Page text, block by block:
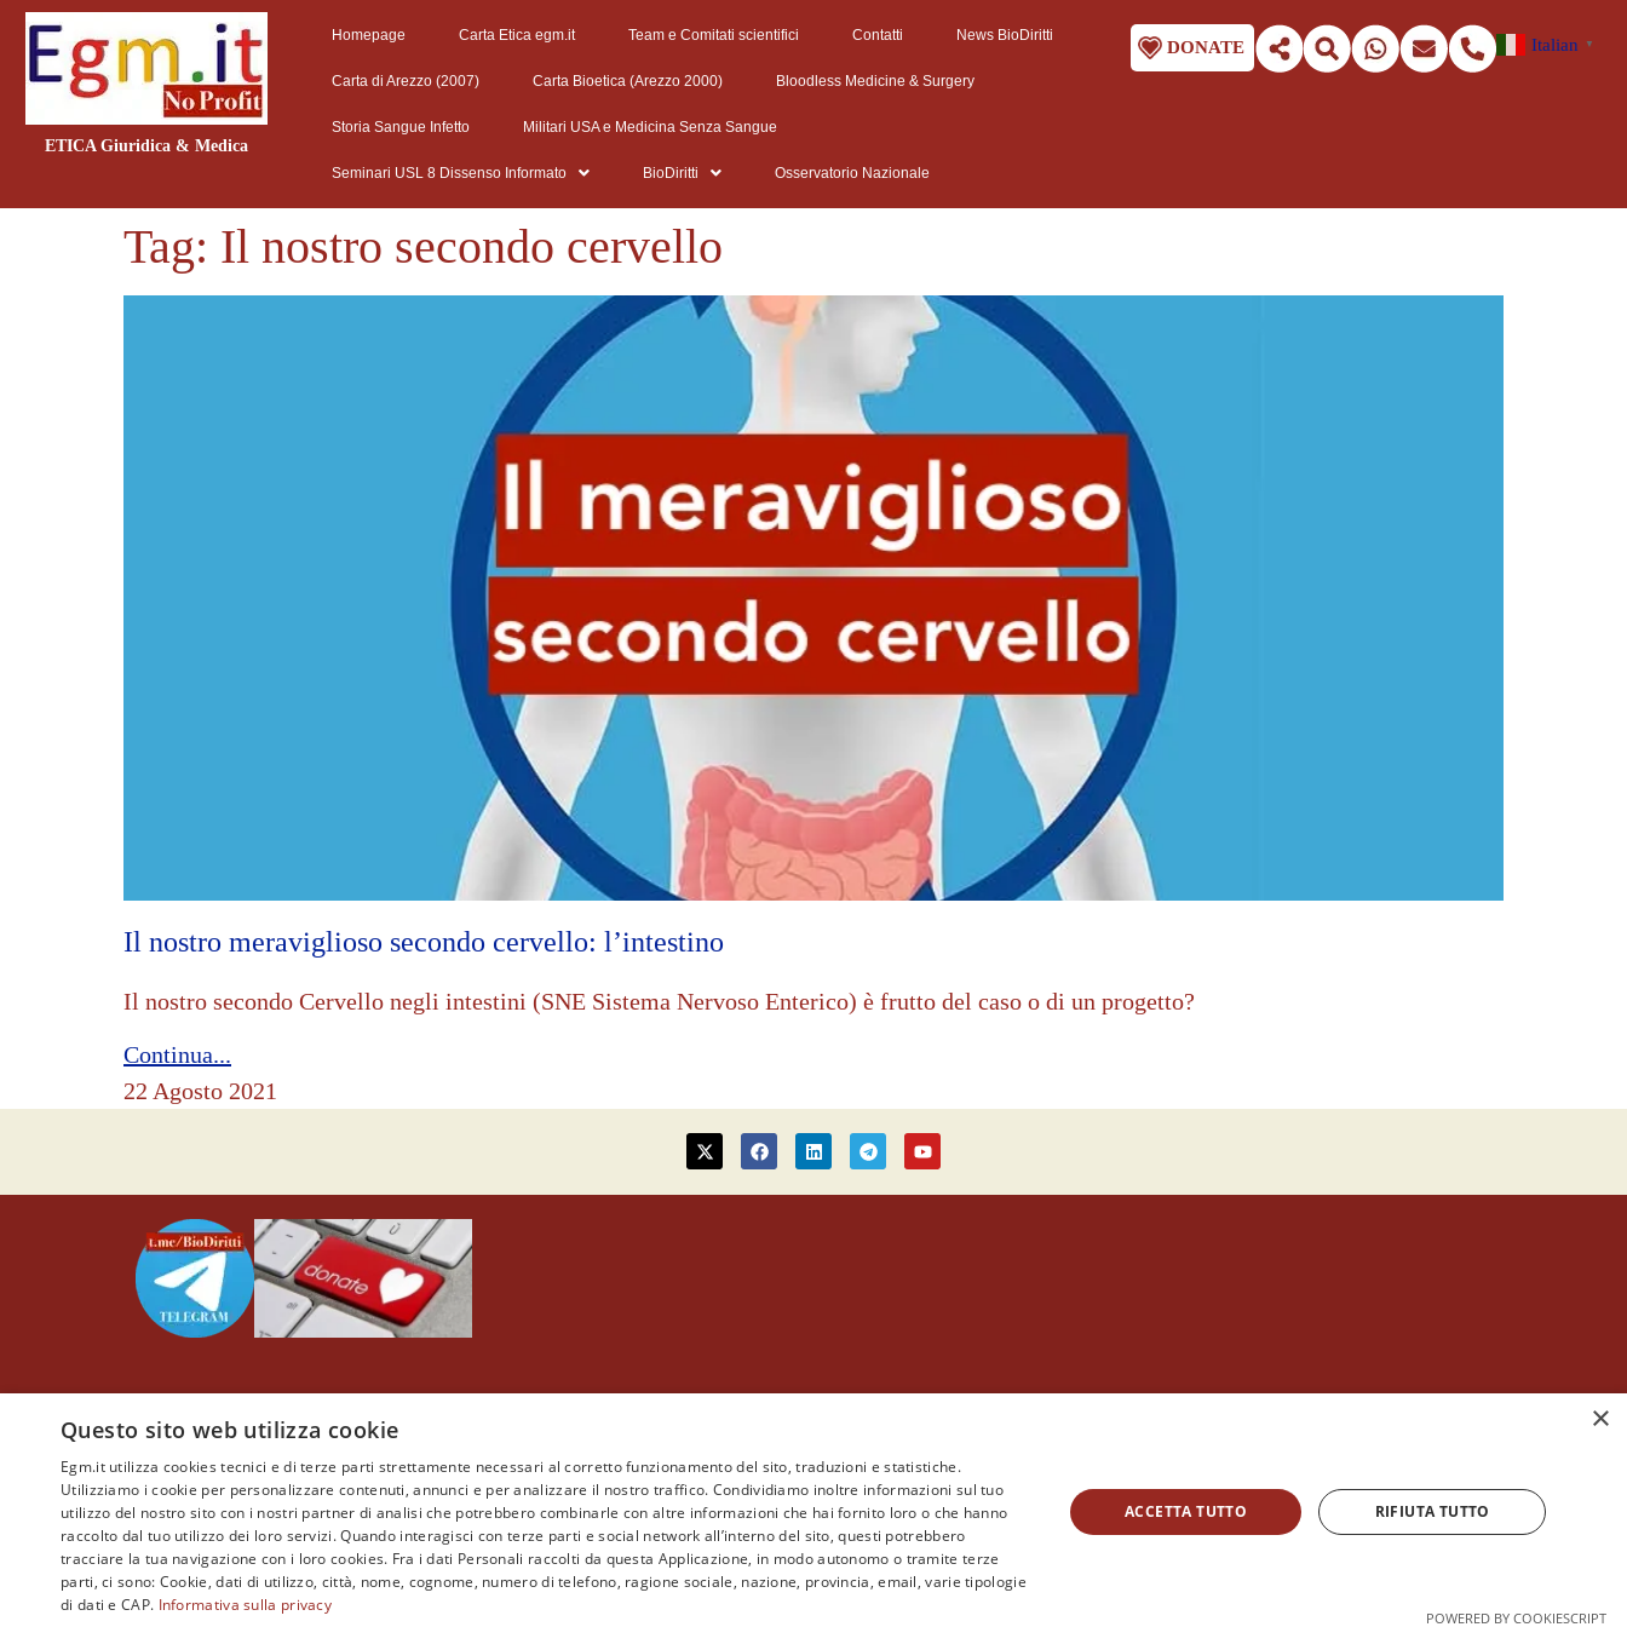
ETICA Giuridica & Medica
Homepage Carta Etica egm.it Team e Comitati scientifici Contatti News BioDiritti
Carta di Arezzo (2007) Carta Bioetica (Arezzo 2000) Bloodless Medicine & Surgery
Storia Sangue Infetto Militari USA e Medicina Senza Sangue
Seminari USL 8 Dissenso Informato BioDiritti Osservatorio Nazionale
DONATE Italian ▼
Tag: Il nostro secondo cervello
Il nostro meraviglioso secondo cervello: l’intestino
Il nostro secondo Cervello negli intestini (SNE Sistema Nervoso Enterico) è frutto del caso o di un progetto?
Continua...
22 Agosto 2021
Il Comitato Etico della REDAZIONE, coordinato dal
Informazioni e divulgazione Scientifica libera da conflitti di interesse. Le citazioni sono controllabili tramite Link sottolineato.
citare espressamente la fonte:
www.egm.it no profit b y www.biodiritti.org No Profit o le fonti citate con link in questo articolo.
Cookie e Privacy–Note legali
×
Questo sito web utilizza cookie
Egm.it utilizza cookies tecnici e di terze parti strettamente necessari al corretto funzionamento del sito, traduzioni e statistiche.
Utilizziamo i cookie per personalizzare contenuti, annunci e per analizzare il nostro traffico. Condividiamo inoltre informazioni sul tuo
utilizzo del nostro sito con i nostri partner di analisi che potrebbero combinarle con altre informazioni che hai fornito loro o che hanno
raccolto dal tuo utilizzo dei loro servizi. Quando interagisci con terze parti e social network all’interno del sito, questi potrebbero
tracciare la tua navigazione con i loro cookies. Fra i dati Personali raccolti da questa Applicazione, in modo autonomo o tramite terze
parti, ci sono: Cookie, dati di utilizzo, città, nome, cognome, numero di telefono, ragione sociale, nazione, provincia, email, varie tipologie
di dati e CAP. Informativa sulla privacy
ACCETTA TUTTO RIFIUTA TUTTO
POWERED BY COOKIESCRIPT